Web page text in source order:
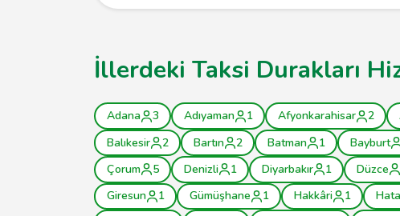
İllerdeki Taksi Durakları
Adana 3 Adıyaman 1 Afyonkarahisar 2
Balıkesir
2 Bartın 2 Batman 1 Bayburt
Çorum
5 Denizli 1 Diyarbakır 1 Düzce
Giresun
1 Gümüşhane 1 Hakkâri 1